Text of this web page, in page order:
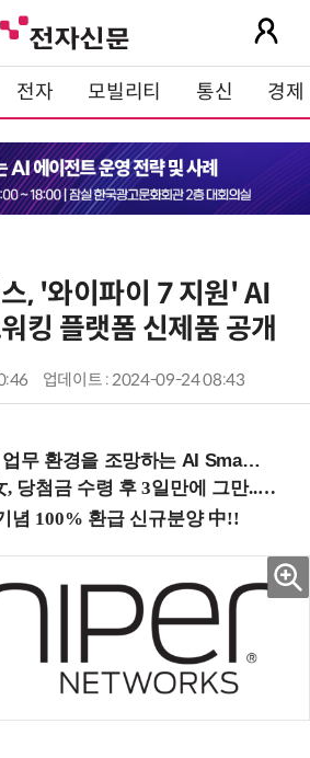
전자 모빌리티 통신 경제
, '와이파이 7 지원' AI
킹 플랫폼 신제품 공개
업데이트 : 2024-09-24 08:43
하는 AI Smart Work Summit 2026 (9/11 코엑스)